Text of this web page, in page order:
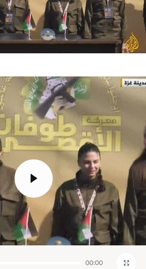
تک کده
پایگاه خبری آبان
خرید موتور ایمپلنت
نمایشگر
ویدیو
00:00